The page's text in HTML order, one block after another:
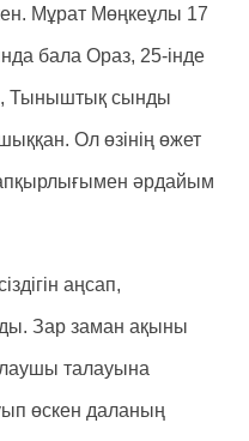
Мұрат Мөңкеұлы 17
бала Ораз, 25-інде
Тыныштық сынды
Ол өзінің өжет
тапқырлығымен әрдайым
аңсап,
Зар заман ақыны
талауына
өскен даланың